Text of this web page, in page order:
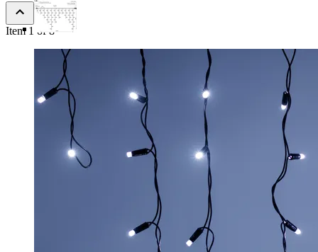
Item 1 of 8